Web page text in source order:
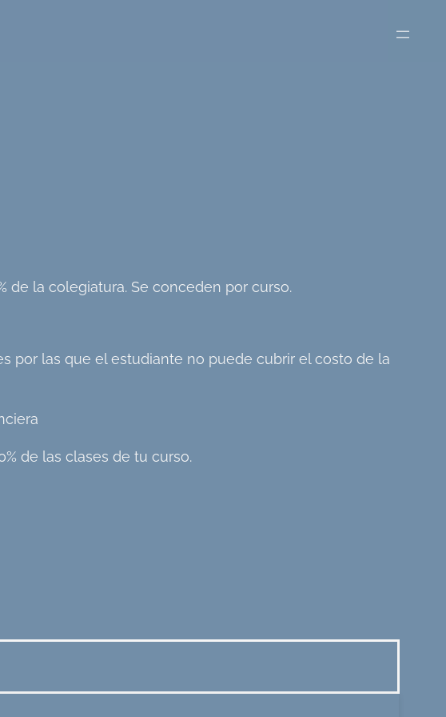
de la colegiatura. Se conceden por curso.
por las que el estudiante no puede cubrir el costo de la
de las clases de tu curso.